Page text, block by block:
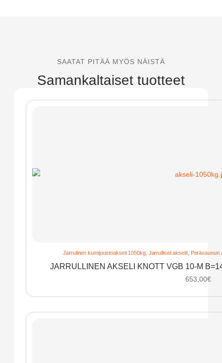
SAATAT PITÄÄ MYÖS NÄISTÄ
Samankaltaiset tuotteet
Jarrulinen kumijoustoakseli 1050kg, Jarrulliset akselit, Perävaunun
JARRULLINEN AKSELI KNOTT VGB 10-M
653,00€